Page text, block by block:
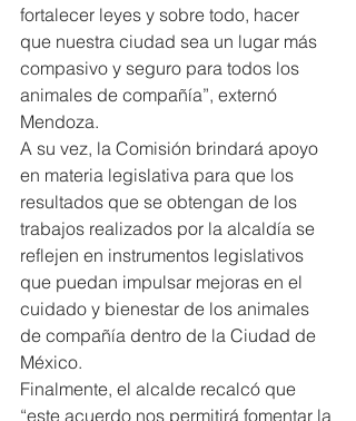
fortalecer leyes y sobre todo, hacer
que nuestra ciudad sea un lugar más
compasivo y seguro para todos los
animales de compañía”, externó
Mendoza.
A su vez, la Comisión brindará apoyo
en materia legislativa para que los
resultados que se obtengan de los
trabajos realizados por la alcaldía se
reflejen en instrumentos legislativos
que puedan impulsar mejoras en el
cuidado y bienestar de los animales
de compañía dentro de la Ciudad de
México.
Finalmente, el alcalde recalcó que
“este acuerdo nos permitirá fomentar la